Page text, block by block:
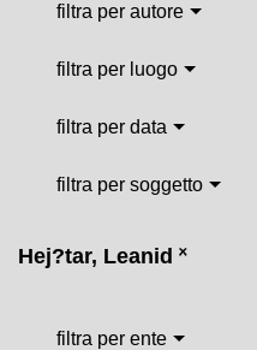
filtra per autore
filtra per luogo
filtra per data
filtra per soggetto
Hej?tar, Leanid ˟
filtra per ente